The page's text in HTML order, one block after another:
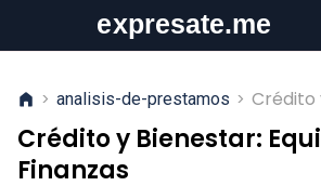
> analisis-de-prestamos > Crédito
Crédito y Bienestar:
Finanzas